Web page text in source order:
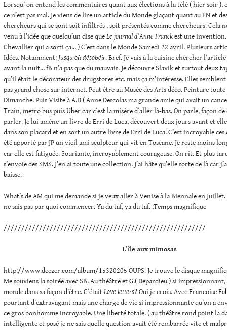
Lorsqu’ on entend les commentaires quant aux élections à la télé ( hier soir ),
ce n’est pas mal. Je viens de lire un article du Monde glaçant quant au FN et
chercheurs qui se sont soit infiltrés , soit présentés comme chercheurs. Cela
venu à l’idée que quelqu’un dise queLe journal d’Anne Franckest une invention.
Chevallier qui a sorti ça… ) C’est dans le Monde Samedi 22 avril. Plusieurs
Idées. Notamment: Jusqu’où désobéir. Bref. Je vais à la cuisine chercher
avant la nuit… fB n’a pas que du mauvais. Je découvre Slavik et surtout deux
qu’il était le décorateur des drugstores etc. mais ça m’intéresse. Elles
pas grand chose sur internet. Peut être au Musée des Arts déco. Peinture
Dimanche. Puis Visite à A.D ( Anne Descolas ma grande amie qui avait un
Train, metro bus puis Uber car c’est la misère d’aller là-bas. On parle, façon
parler. Je lui amène un livre de Erri de Luca, découvert deux jours avant et
dans son placard et en sort un autre livre de Erri de Luca. C’est incroyable ces
été apporté par JP un vieil ami sculpteur qui vit en Toscane. Je reste moins
car elle est fatiguée. Souriante, incroyablement courageuse. On rit. Et plus
s’envoie des SMS. J’en ai toute une collection. J’ai hâte qu’elle sorte de là car
baisse.
What’s de AM qui me demande si je veux aller à Venise à la Biennale en
ne sais pas par quoi commencer. Ya du taf, ya du taf. ;Temps magnifique
/////////////////////////////////////////////////////////
L’île aux mimosas
http://www.deezer.com/album/15320205 OUPS. Je trouve le disque
Me souviens la soirée avec SB. Au théâtre et G.( Depardieu ) si
monde dans sa façon d’être. C’étaitLove letters? Oui je crois. Avec Francoise
pourtant d’extravagant mais une charge de vie si impressionnante qu’on a
ce gros bonhomme incroyable. Une liberté totale. ( au théâtre rond point la
intelligente et posé je ne sais quelle question avait été rembarrée vite et